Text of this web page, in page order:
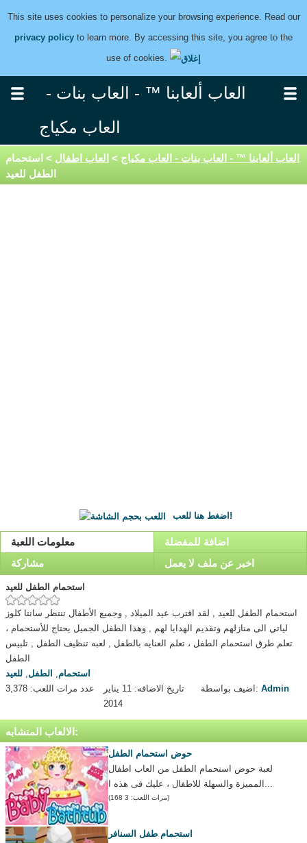
This site uses cookies to personalize your browsing experience. Read our
privacy policy to learn more. By accessing this site, you agree to the
use of cookies.
العاب ألعابنا ™ - العاب بنات -
العاب مكياج
العاب ألعابنا ™ - العاب بنات - العاب مكياج > العاب اطفال > استحمام
الطفل للعيد
اضغط هنا للعب!
معلومات اللعبة
اضافة للمفضلة
مشاركة
اخبر عن ملف لا يعمل
استحمام الطفل للعيد
استحمام الطفل للعيد , لقد اقترب عيد الميلاد , وجميع الأطفال تنتظر سانتا كلوز
لياتي الى منازلهم وتقديم الهدايا لهم , وهذا الطفل الجميل يحتاج للأستحمام ،
تعلم طرق استحمام الطفل ، تعلم العنايه بالطفل , لعبه تنظيف الطفل , تلبيس
الطفل
استحمام, الطفل, للعيد
عدد مرات اللعب: 3,378
تاريخ الاضافه: 11 يناير
2014
اضيف بواسطة:Admin
الالعاب المتشابه:
حوض استحمام الطفل
لعبة حوض استحمام الطفل من العاب اطفال
المميزة والسهلة للاطفال ، عليك فى هذه ا...
(مرات اللعب: 3 168)
استحمام طفل السنافر